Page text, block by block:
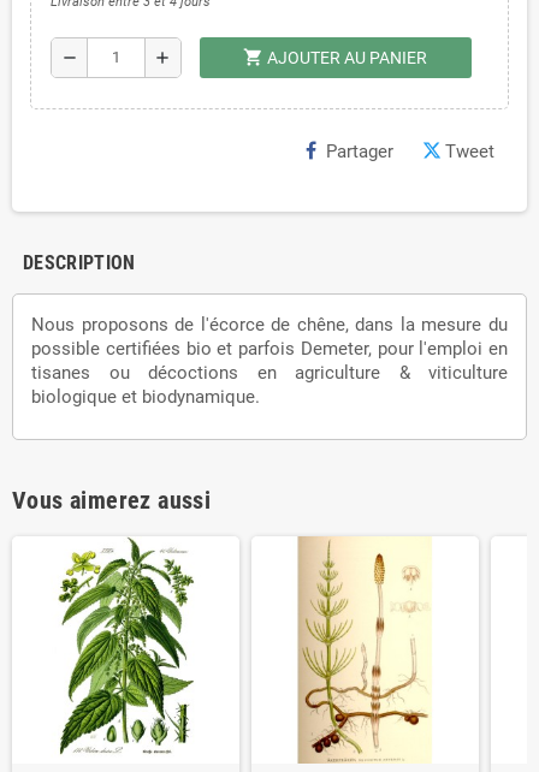
remove add shopping_cart AJOUTER AU PANIER
Partager Tweet
DESCRIPTION
Nous proposons de l'écorce de chêne, dans la mesure du
possible certifiées bio et parfois Demeter, pour l'emploi en
tisanes ou décoctions en agriculture & viticulture
biologique et biodynamique.
Vous aimerez aussi